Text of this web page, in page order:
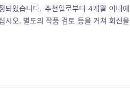
었습니다. 추천일로부터 4개월 이내에
시오. 별도의 작품 검토 등을 거쳐 회신을